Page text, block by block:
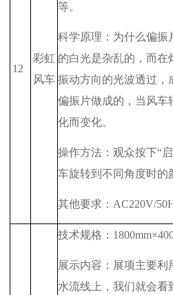
12
彩虹
风车
等。
科学原理：为什么偏振
的白光是杂乱的，而
振动方向的光波透过，
偏振片做成的，当风车
化而变化。
操作方法：观众按下“
车旋转到不同角度时的
其他要求： AC220V/
技术规格： 1800mm×
展示内容：展项主要
水流线上，我们就会